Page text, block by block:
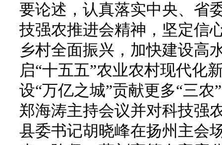
要论述，认真落实中央、省
技强农推进会精神，坚定信
乡村全面振兴，加快建设高
启“十五五”农业农村现代化
设“万亿之城”贡献更多“三
郑海涛主持会议并对科技强
县委书记胡晓峰在扬州主会